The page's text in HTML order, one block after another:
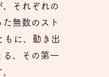
それぞれの
無数のスト
もに、動き出
る、その第一